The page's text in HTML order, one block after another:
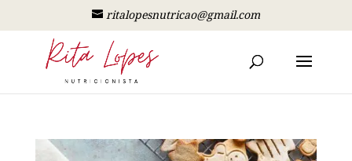
ritalopesnutricao@gmail.com